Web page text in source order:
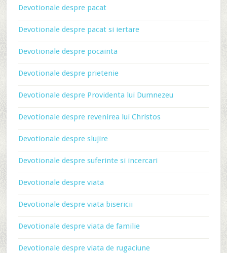
Devotionale despre pacat
Devotionale despre pacat si iertare
Devotionale despre pocainta
Devotionale despre prietenie
Devotionale despre Providenta lui Dumnezeu
Devotionale despre revenirea lui Christos
Devotionale despre slujire
Devotionale despre suferinte si incercari
Devotionale despre viata
Devotionale despre viata bisericii
Devotionale despre viata de familie
Devotionale despre viata de rugaciune